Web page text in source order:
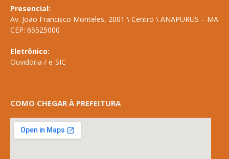
Presencial:
Av. João Francisco Monteles, 2001 \ Centro \ ANAPURUS – MA
CEP: 65525000
Eletrônico:
Ouvidoria / e-SIC
COMO CHEGAR À PREFEITURA